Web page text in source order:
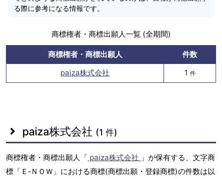
る際に参考になる情報です。
商標権者・商標出願人一覧 (全期間)
商標権者・商標出願人
件数
paiza株式会社
1 件
paiza株式会社 (1 件)
商標権者・商標出願人「 paiza株式会社 」が保有する、文字商
標「Ｅ‐ＮＯＷ」における商標(商標出願・登録商標)の件数は以